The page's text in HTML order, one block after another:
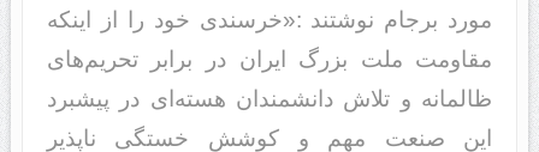
مورد برجام نوشتند :«خرسندی خود را از اینکه
مقاومت ملت بزرگ ایران در برابر تحریم‌های
ظالمانه و تلاش دانشمندان هسته‌ای در پیشبرد
این صنعت مهم و کوشش خستگی ناپذیر